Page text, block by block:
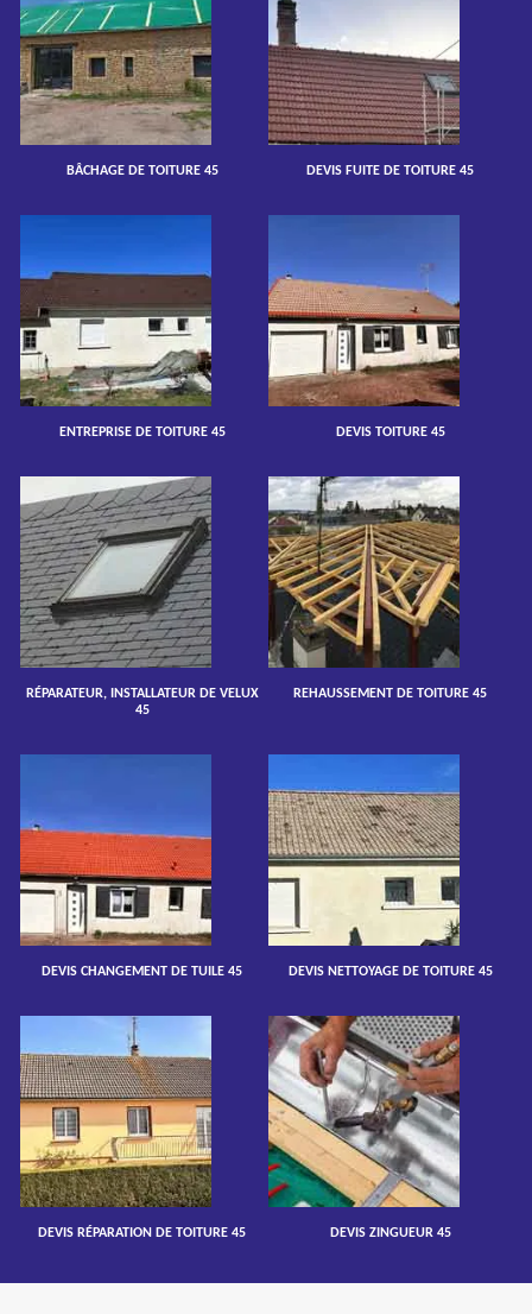
BÂCHAGE DE TOITURE 45 DEVIS FUITE DE TOITURE 45
ENTREPRISE DE TOITURE 45 DEVIS TOITURE 45
RÉPARATEUR, INSTALLATEUR DE VELUX
45
REHAUSSEMENT DE TOITURE 45
DEVIS CHANGEMENT DE TUILE 45 DEVIS NETTOYAGE DE TOITURE 45
DEVIS RÉPARATION DE TOITURE 45 DEVIS ZINGUEUR 45